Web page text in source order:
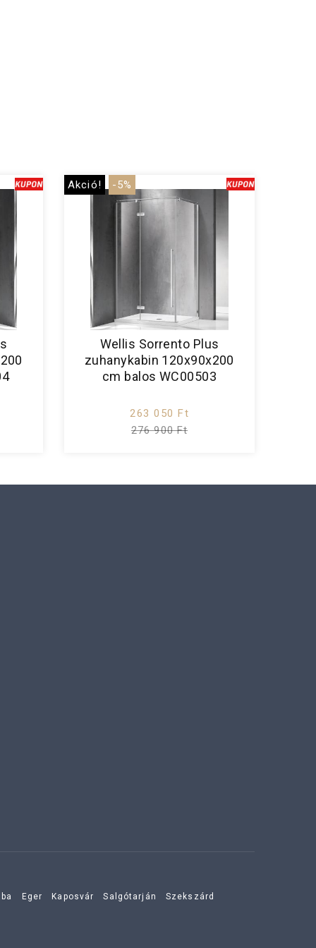
Akció! -5%
Wellis Sorrento Plus
zuhanykabin 120x90x200
cm balos WC00503
263 050 Ft
276 900 Ft
Eger Kaposvár Salgótarján Szekszárd